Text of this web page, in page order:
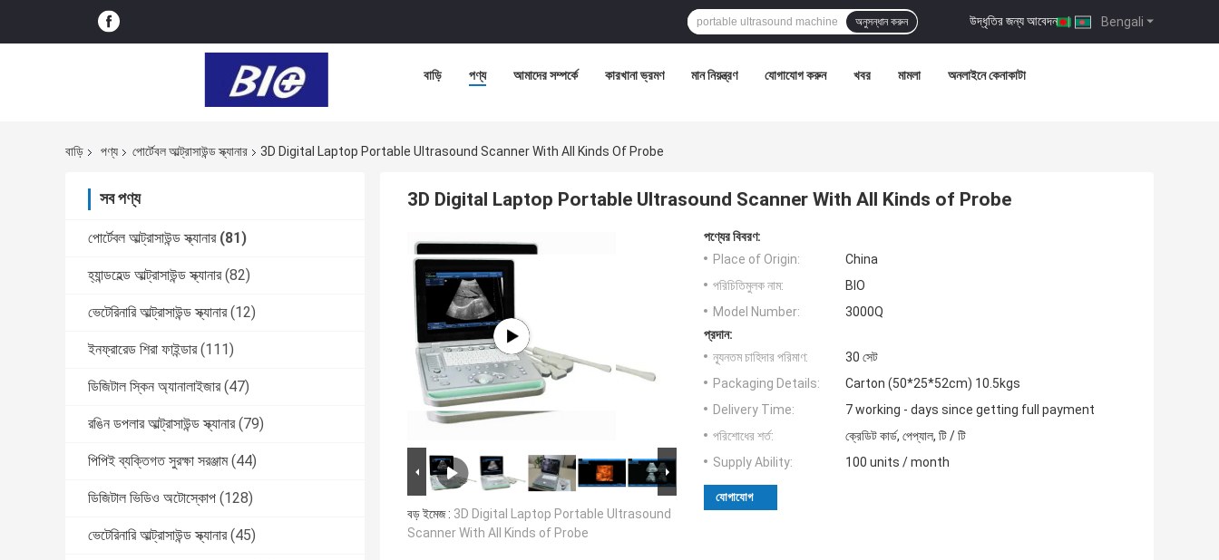
Bengali
উদ্ধৃতির জন্য আবেদন |
অনুসন্ধান করুন
বাড়ি পণ্য আমাদের সম্পর্কে কারখানা ভ্রমণ মান নিয়ন্ত্রণ যোগাযোগ করুন খবর মামলা অনলাইনে কেনাকাটা
বাড়ি পণ্য পোর্টেবল আল্ট্রাসাউন্ড স্ক্যানার 3D Digital Laptop Portable Ultrasound Scanner With All Kinds Of Probe
সব পণ্য
পোর্টেবল আল্ট্রাসাউন্ড স্ক্যানার (81)
হ্যান্ডহেল্ড আল্ট্রাসাউন্ড স্ক্যানার (82)
ভেটেরিনারি আল্ট্রাসাউন্ড স্ক্যানার (12)
ইনফ্রারেড শিরা ফাইন্ডার (111)
ডিজিটাল স্কিন অ্যানালাইজার (47)
রঙিন ডপলার আল্ট্রাসাউন্ড স্ক্যানার (79)
পিপিই ব্যক্তিগত সুরক্ষা সরঞ্জাম (44)
ডিজিটাল ভিডিও অটোস্কোপ (128)
ভেটেরিনারি আল্ট্রাসাউন্ড স্ক্যানার (45)
3D Digital Laptop Portable Ultrasound Scanner With All Kinds of Probe
বড় ইমেজ : 3D Digital Laptop Portable Ultrasound
Scanner With All Kinds of Probe
পণ্যের বিবরণ:
Place of Origin:
China
পরিচিতিমুলক নাম:
BIO
Model Number:
3000Q
প্রদান:
ন্যূনতম চাহিদার পরিমাণ:
30 সেট
Packaging Details:
Carton (50*25*52cm) 10.5kgs
Delivery Time:
7 working - days since getting full payment
পরিশোধের শর্ত:
ক্রেডিট কার্ড, পেপ্যাল, টি / টি
Supply Ability:
100 units / month
যোগাযোগ